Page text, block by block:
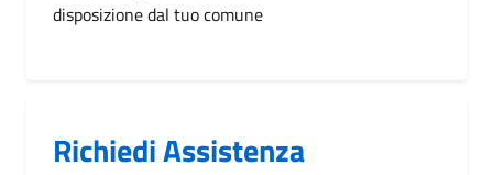
disposizione dal tuo comune
Richiedi Assistenza